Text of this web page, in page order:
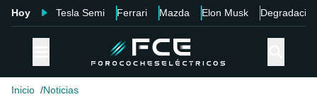
Hoy Tesla Semi Ferrari Mazda Elon Musk Degradación
Inicio Noticias